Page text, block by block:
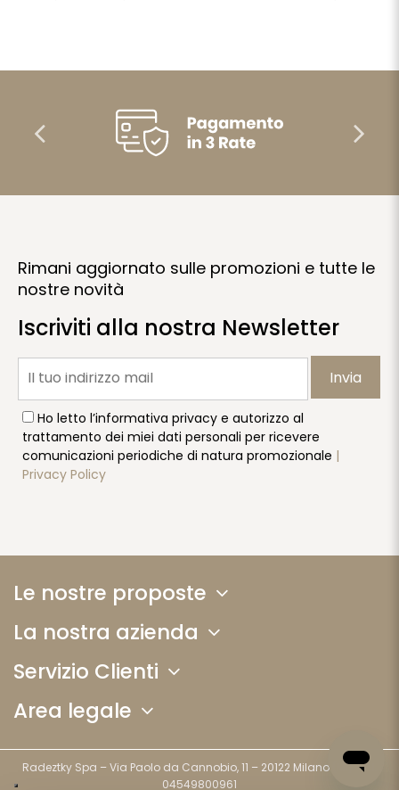
Rimani aggiornato sulle promozioni e tutte le
nostre novità
Iscriviti alla nostra Newsletter
Invia
Ho letto l’informativa privacy e autorizzo al
trattamento dei miei dati personali per ricevere
comunicazioni periodiche di natura promozionale |
Privacy Policy
Le nostre proposte
La nostra azienda
Servizio Clienti
Area legale
Radeztky Spa – Via Paolo da Cannobio, 11 – 20122 Milano (MI) - P.I.
04549800961